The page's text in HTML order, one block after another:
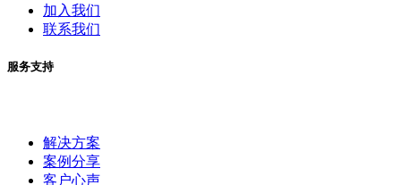
加入我们
联系我们
服务支持
解决方案
案例分享
客户心声